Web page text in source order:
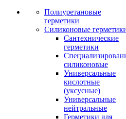
Полиуретановые
герметики
Силиконовые
Сантехнические
герметики
силиконовые
Универсальные
кислотные
(уксусные)
Универсальные
нейтральные
Герметики для